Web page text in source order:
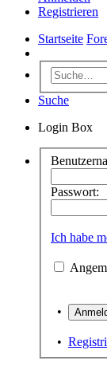
Registrieren
Startseite
Suche
Login Box
Passwort:
Ich habe
•
•